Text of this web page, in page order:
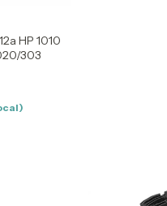
HP 1010
303